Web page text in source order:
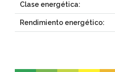
Clase energética:
Rendimiento energético: